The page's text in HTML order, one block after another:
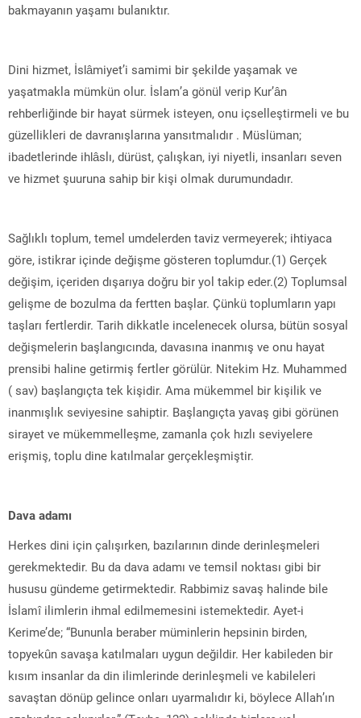
bakmayanın yaşamı bulanıktır.
Dini hizmet, İslâmiyet’i samimi bir şekilde yaşamak ve
yaşatmakla mümkün olur. İslam’a gönül verip Kur’ân
rehberliğinde bir hayat sürmek isteyen, onu içselleştirmeli ve bu
güzellikleri de davranışlarına yansıtmalıdır . Müslüman;
ibadetlerinde ihlâslı, dürüst, çalışkan, iyi niyetli, insanları seven
ve hizmet şuuruna sahip bir kişi olmak durumundadır.
Sağlıklı toplum, temel umdelerden taviz vermeyerek; ihtiyaca
göre, istikrar içinde değişme gösteren toplumdur.(1) Gerçek
değişim, içeriden dışarıya doğru bir yol takip eder.(2) Toplumsal
gelişme de bozulma da fertten başlar. Çünkü toplumların yapı
taşları fertlerdir. Tarih dikkatle incelenecek olursa, bütün sosyal
değişmelerin başlangıcında, davasına inanmış ve onu hayat
prensibi haline getirmiş fertler görülür. Nitekim Hz. Muhammed
( sav) başlangıçta tek kişidir. Ama mükemmel bir kişilik ve
inanmışlık seviyesine sahiptir. Başlangıçta yavaş gibi görünen
sirayet ve mükemmelleşme, zamanla çok hızlı seviyelere
erişmiş, toplu dine katılmalar gerçekleşmiştir.
Dava adamı
Herkes dini için çalışırken, bazılarının dinde derinleşmeleri
gerekmektedir. Bu da dava adamı ve temsil noktası gibi bir
hususu gündeme getirmektedir. Rabbimiz savaş halinde bile
İslamî ilimlerin ihmal edilmemesini istemektedir. Ayet-i
Kerime’de; “Bununla beraber müminlerin hepsinin birden,
topyekûn savaşa katılmaları uygun değildir. Her kabileden bir
kısım insanlar da din ilimlerinde derinleşmeli ve kabileleri
savaştan dönüp gelince onları uyarmalıdır ki, böylece Allah’ın